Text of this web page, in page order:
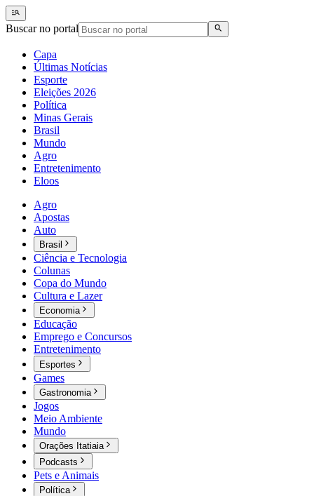
Buscar no portal
Capa
Últimas Notícias
Esporte
Eleições 2026
Política
Minas Gerais
Brasil
Mundo
Agro
Entretenimento
Eloos
Agro
Apostas
Auto
Brasil
Ciência e Tecnologia
Colunas
Copa do Mundo
Cultura e Lazer
Economia
Educação
Emprego e Concursos
Entretenimento
Esportes
Games
Gastronomia
Jogos
Meio Ambiente
Mundo
Orações Itatiaia
Podcasts
Pets e Animais
Política